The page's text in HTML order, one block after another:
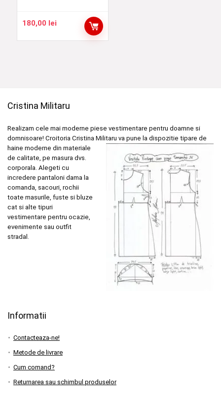
180,00 lei
Cristina Militaru
Realizam cele mai moderne piese vestimentare pentru doamne si
domnisoare! Croitoria Cristina Militaru va pune la dispozitie tipare de
haine moderne din materiale
de calitate, pe masura dvs.
corporala. Alegeti cu
incredere pantaloni dama la
comanda, sacouri, rochii
toate masurile, fuste si bluze
cat si alte tipuri
vestimentare pentru ocazie,
evenimente sau outfit
stradal.
Informatii
Contacteaza-ne!
Metode de livrare
Cum comand?
Returnarea sau schimbul produselor